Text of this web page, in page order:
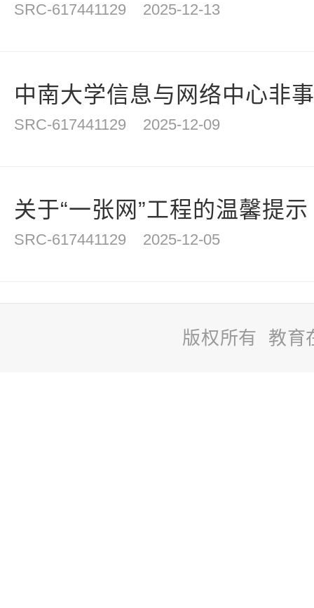
SRC-617441129 2025-12-13
中南大学信息与网络中心非
SRC-617441129 2025-12-09
关于“一张网”工程的温馨提示
SRC-617441129 2025-12-05
版权所有 教育